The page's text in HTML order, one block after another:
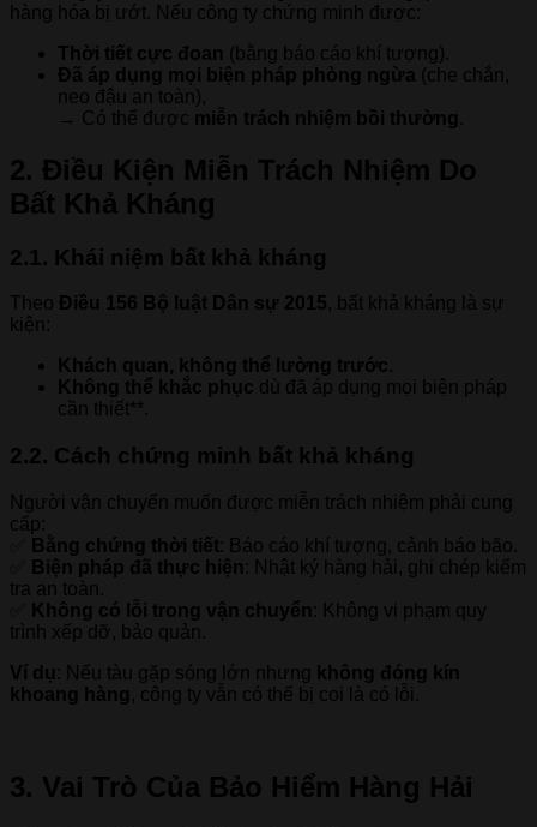
hàng hóa bị ướt. Nếu công ty chứng minh được:
Thời tiết cực đoan (bằng báo cáo khí tượng).
Đã áp dụng mọi biện pháp phòng ngừa (che chắn,
neo đậu an toàn),
→ Có thể được miễn trách nhiệm bồi thường .
2. Điều Kiện Miễn Trách Nhiệm Do
Bất Khả Kháng
2.1. Khái niệm bất khả kháng
Theo Điều 156 Bộ luật Dân sự 2015, bất khả kháng là sự
kiện:
Khách quan, không thể lường trước.
Không thể khắc phục dù đã áp dụng mọi biện pháp
cần thiết**.
2.2. Cách chứng minh bất khả kháng
Người vận chuyển muốn được miễn trách nhiệm phải cung
cấp:
Bằng chứng thời tiết: Báo cáo khí tượng, cảnh báo bão.
Biện pháp đã thực hiện : Nhật ký hàng hải, ghi chép kiểm
tra an toàn.
Không có lỗi trong vận chuyển : Không vi phạm quy
trình xếp dỡ, bảo quản.
Ví dụ : Nếu tàu gặp sóng lớn nhưng
không đóng kín
khoang hàng , công ty vẫn có thể bị coi là có lỗi.
3. Vai Trò Của Bảo Hiểm Hàng Hải